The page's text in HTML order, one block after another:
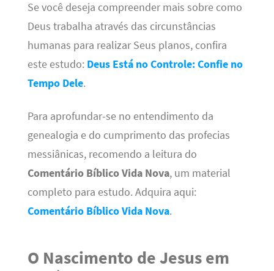
Se você deseja compreender mais sobre como
Deus trabalha através das circunstâncias
humanas para realizar Seus planos, confira
este estudo: Deus Está no Controle: Confie no
Tempo Dele.
Para aprofundar-se no entendimento da
genealogia e do cumprimento das profecias
messiânicas, recomendo a leitura do
Comentário Bíblico Vida Nova, um material
completo para estudo. Adquira aqui:
Comentário Bíblico Vida Nova.
O Nascimento de Jesus em